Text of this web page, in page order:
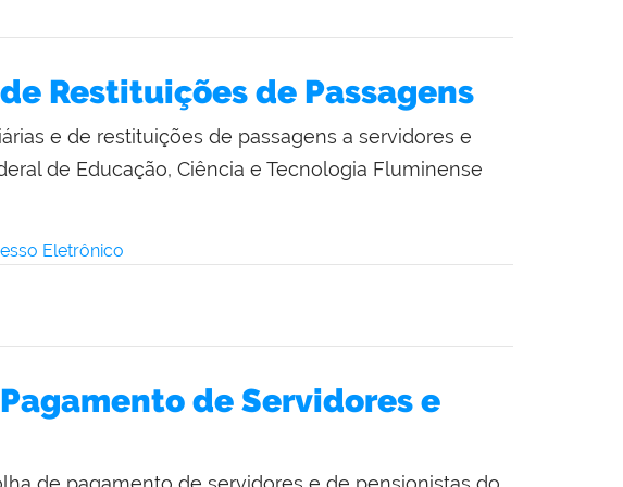
Restituições de Passagens
e de restituições de passagens a servidores e
de Educação, Ciência e Tecnologia Fluminense
Eletrônico
de Servidores e